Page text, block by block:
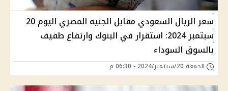
سعر الريال السعودي مقابل الجنيه المصري اليوم 20
سبتمبر 2024: استقرار في البنوك وارتفاع طفيف
بالسوق السوداء
الجمعة 20/سبتمبر/2024 - 06:30 م